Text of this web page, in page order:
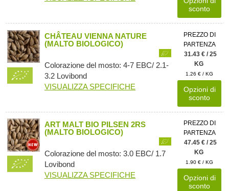
sconto
CHÂTEAU VIENNA NATURE
(MALTO BIOLOGICO)
Colorazione del mosto: 4-7 EBC/ 2.1-
3.2 Lovibond
VISUALIZZA SPECIFICHE
PREZZO DI
PARTENZA
31.43 € / 25
KG
1.26 € / KG
Opzioni di
sconto
ART MALT BIO PILSEN 2RS
(MALTO BIOLOGICO)
Colorazione del mosto: 3.0 EBC/ 1.7
Lovibond
VISUALIZZA SPECIFICHE
PREZZO DI
PARTENZA
47.45 € / 25
KG
1.90 € / KG
Opzioni di
sconto